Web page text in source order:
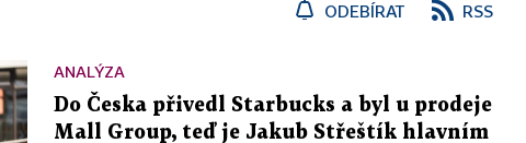
ODEBÍRAT RSS
ANALÝZA
Do Česka přivedl Starbucks a byl u prodeje
Mall Group, teď je Jakub Střeštík hlavním